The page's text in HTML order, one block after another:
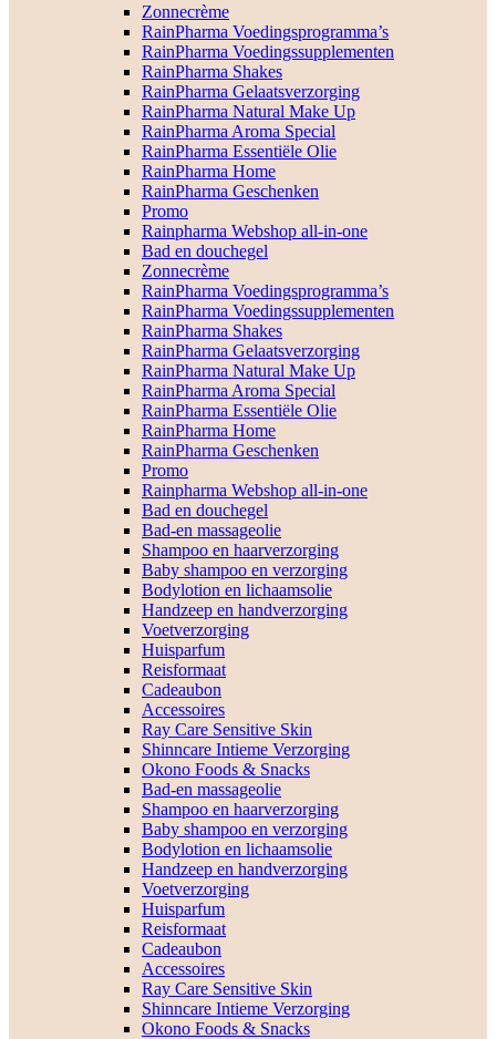
Zonnecrème
RainPharma Voedingsprogramma’s
RainPharma Voedingssupplementen
RainPharma Shakes
RainPharma Gelaatsverzorging
RainPharma Natural Make Up
RainPharma Aroma Special
RainPharma Essentiële Olie
RainPharma Home
RainPharma Geschenken
Promo
Rainpharma Webshop all-in-one
Bad en douchegel
Zonnecrème
RainPharma Voedingsprogramma’s
RainPharma Voedingssupplementen
RainPharma Shakes
RainPharma Gelaatsverzorging
RainPharma Natural Make Up
RainPharma Aroma Special
RainPharma Essentiële Olie
RainPharma Home
RainPharma Geschenken
Promo
Rainpharma Webshop all-in-one
Bad en douchegel
Bad-en massageolie
Shampoo en haarverzorging
Baby shampoo en verzorging
Bodylotion en lichaamsolie
Handzeep en handverzorging
Voetverzorging
Huisparfum
Reisformaat
Cadeaubon
Accessoires
Ray Care Sensitive Skin
Shinncare Intieme Verzorging
Okono Foods & Snacks
Bad-en massageolie
Shampoo en haarverzorging
Baby shampoo en verzorging
Bodylotion en lichaamsolie
Handzeep en handverzorging
Voetverzorging
Huisparfum
Reisformaat
Cadeaubon
Accessoires
Ray Care Sensitive Skin
Shinncare Intieme Verzorging
Okono Foods & Snacks